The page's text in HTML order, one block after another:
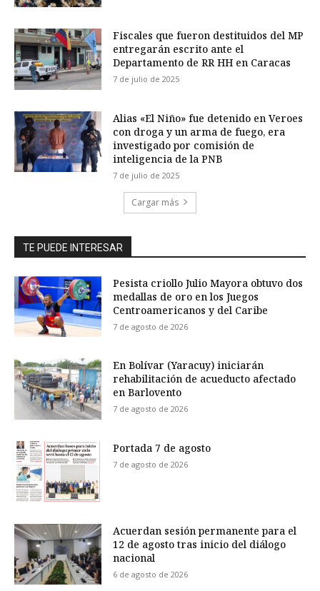
Fiscales que fueron destituidos del MP
entregarán escrito ante el
Departamento de RR HH en Caracas
7 de julio de 2025
Alias «El Niño» fue detenido en Veroes
con droga y un arma de fuego, era
investigado por comisión de
inteligencia de la PNB
7 de julio de 2025
Cargar más
TE PUEDE INTERESAR
Pesista criollo Julio Mayora obtuvo dos
medallas de oro en los Juegos
Centroamericanos y del Caribe
7 de agosto de 2026
En Bolívar (Yaracuy) iniciarán
rehabilitación de acueducto afectado
en Barlovento
7 de agosto de 2026
Portada 7 de agosto
7 de agosto de 2026
Acuerdan sesión permanente para el
12 de agosto tras inicio del diálogo
nacional
6 de agosto de 2026